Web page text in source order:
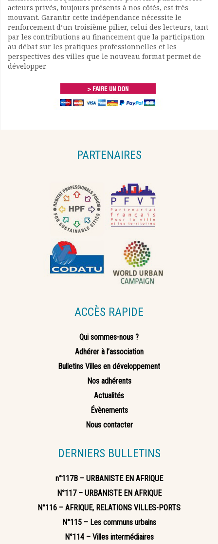
acteurs privés, toujours présents à nos côtés, est très
mouvant. Garantir cette indépendance nécessite le
renforcement d’un troisième pilier, celui des lecteurs, tant
par les contributions au financement que la participation
au débat sur les pratiques professionnelles et les
perspectives des villes que le nouveau format permet de
développer.
PARTENAIRES
ACCÈS RAPIDE
Qui sommes-nous ?
Adhérer à l’association
Bulletins Villes en développement
Nos adhérents
Actualités
Évènements
Nous contacter
DERNIERS BULLETINS
n°117B – URBANISTE EN AFRIQUE
N°117 – URBANISTE EN AFRIQUE
N°116 – AFRIQUE, RELATIONS VILLES-PORTS
N°115 – Les communs urbains
N°114 – Villes intermédiaires